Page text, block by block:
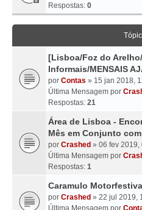
Respostas: 0
[Lisboa/Foz do
Informais/MENSAIS
por Contas » 15 jan 2018,
Última Mensagem por
Respostas: 21
Área de Lisboa -
Mês em Conjunto
por Crashed » 06 fev 2019,
Última Mensagem por
Respostas: 1
Caramulo
por Crashed » 22 jul 2019,
Última Mensagem por